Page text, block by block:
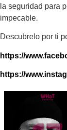
la seguridad para
impecable.
Descubrelo por ti
https://
https://